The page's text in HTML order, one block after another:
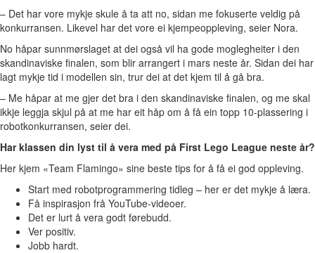
– Det har vore mykje skule å ta att no, sidan me fokuserte veldig på
konkurransen. Likevel har det vore ei kjempeoppleving, seier Nora.
No håpar sunnmørslaget at dei også vil ha gode moglegheiter i den
skandinaviske finalen, som blir arrangert i mars neste år. Sidan dei har
lagt mykje tid i modellen sin, trur dei at det kjem til å gå bra.
– Me håpar at me gjer det bra i den skandinaviske finalen, og me skal
ikkje leggja skjul på at me har eit håp om å få ein topp 10-plassering i
robotkonkurransen, seier dei.
Har klassen din lyst til å vera med på First Lego League neste år?
Her kjem «Team Flamingo» sine beste tips for å få ei god oppleving.
Start med robotprogrammering tidleg – her er det mykje å læra.
Få inspirasjon frå YouTube-videoer.
Det er lurt å vera godt førebudd.
Ver positiv.
Jobb hardt.